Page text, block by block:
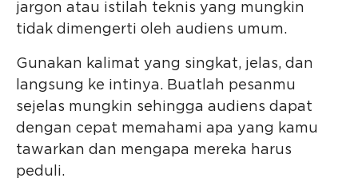
jargon atau istilah teknis yang mungkin
tidak dimengerti oleh audiens umum.
Gunakan kalimat yang singkat, jelas, dan
langsung ke intinya. Buatlah pesanmu
sejelas mungkin sehingga audiens dapat
dengan cepat memahami apa yang kamu
tawarkan dan mengapa mereka harus
peduli.